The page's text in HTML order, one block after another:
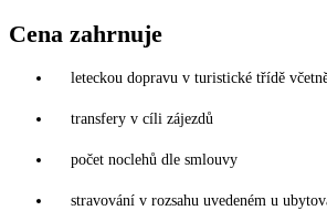
Cena zahrnuje
leteckou dopravu v turistické třídě
transfery v cíli zájezdů
počet noclehů dle smlouvy
stravování v rozsahu uvedeném u